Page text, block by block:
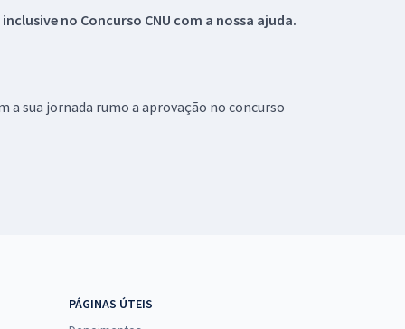
no Concurso CNU com a nossa ajuda.
a sua jornada rumo a aprovação no concurso
PÁGINAS ÚTEIS